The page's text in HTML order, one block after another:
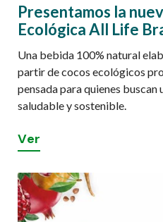
Presentamos la
Ecológica All Life
Una bebida 100% natural
partir de cocos ecológicos
pensada para quienes buscan
saludable y sostenible.
Ver